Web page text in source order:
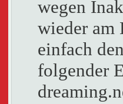
wegen
wieder am
einfach
folgender